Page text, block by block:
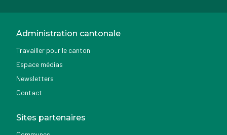
Administration cantonale
Travailler pour le canton
Espace médias
Newsletters
Contact
Sites partenaires